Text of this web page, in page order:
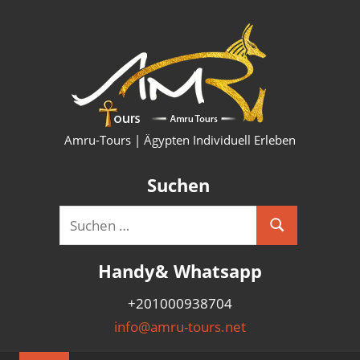
&
Amru-Tours | Ägypten Individuell Erleben
Suchen
Suchen
nach:
Suchen
Handy& Whatsapp
+201000938704
info@amru-tours.net